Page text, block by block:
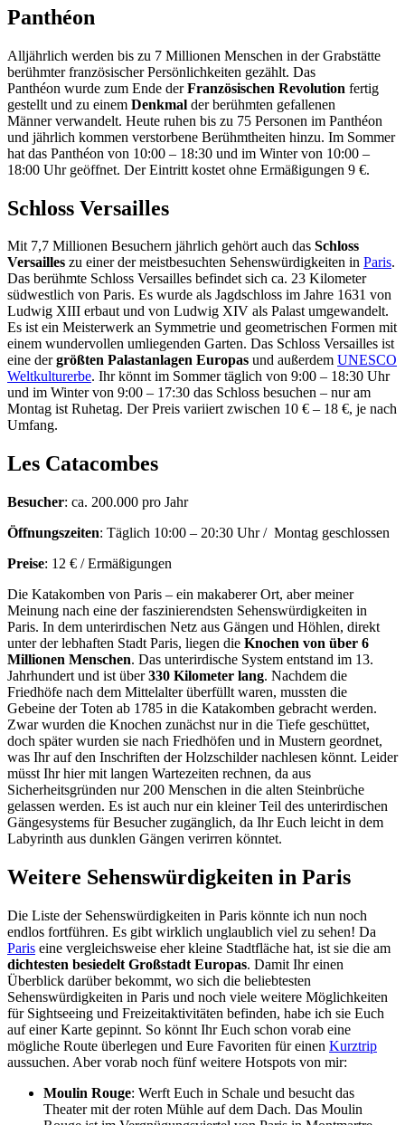
Panthéon
Alljährlich werden bis zu 7 Millionen Menschen in der Grabstätte
berühmter französischer Persönlichkeiten gezählt. Das
Panthéon wurde zum Ende derFranzösischen Revolution fertig
gestellt und zu einem Denkmal der berühmten gefallenen
Männer verwandelt. Heute ruhen bis zu 75 Personen im Panthéon
und jährlich kommen verstorbene Berühmtheiten hinzu. Im Sommer
hat das Panthéon von 10:00 – 18:30 und im Winter von 10:00 –
18:00 Uhr geöffnet. Der Eintritt kostet ohne Ermäßigungen 9 €.
Schloss Versailles
Mit 7,7 Millionen Besuchern jährlich gehört auch das Schloss
Versailles zu einer der meistbesuchten Sehenswürdigkeiten in Paris.
Das berühmte Schloss Versailles befindet sich ca. 23 Kilometer
südwestlich von Paris. Es wurde als Jagdschloss im Jahre 1631 von
Ludwig XIII erbaut und von Ludwig XIV als Palast umgewandelt.
Es ist ein Meisterwerk an Symmetrie und geometrischen Formen mit
einem wundervollen umliegenden Garten. Das Schloss Versailles ist
eine dergrößten Palastanlagen Europas und außerdem UNESCO
Weltkulturerbe. Ihr könnt im Sommer täglich von 9:00 – 18:30 Uhr
und im Winter von 9:00 – 17:30 das Schloss besuchen – nur am
Montag ist Ruhetag. Der Preis variiert zwischen 10 € – 18 €, je nach
Umfang.
Les Catacombes
Besucher: ca. 200.000 pro Jahr
Öffnungszeiten: Täglich 10:00 – 20:30 Uhr / Montag geschlossen
Preise: 12 € / Ermäßigungen
Die Katakomben von Paris – ein makaberer Ort, aber meiner
Meinung nach eine der faszinierendsten Sehenswürdigkeiten in
Paris. In dem unterirdischen Netz aus Gängen und Höhlen, direkt
unter der lebhaften Stadt Paris, liegen die Knochen von über 6
Millionen Menschen. Das unterirdische System entstand im 13.
Jahrhundert und ist über330 Kilometer lang. Nachdem die
Friedhöfe nach dem Mittelalter überfüllt waren, mussten die
Gebeine der Toten ab 1785 in die Katakomben gebracht werden.
Zwar wurden die Knochen zunächst nur in die Tiefe geschüttet,
doch später wurden sie nach Friedhöfen und in Mustern geordnet,
was Ihr auf den Inschriften der Holzschilder nachlesen könnt. Leider
müsst Ihr hier mit langen Wartezeiten rechnen, da aus
Sicherheitsgründen nur 200 Menschen in die alten Steinbrüche
gelassen werden. Es ist auch nur ein kleiner Teil des unterirdischen
Gängesystems für Besucher zugänglich, da Ihr Euch leicht in dem
Labyrinth aus dunklen Gängen verirren könntet.
Weitere Sehenswürdigkeiten in Paris
Die Liste der Sehenswürdigkeiten in Paris könnte ich nun noch
endlos fortführen. Es gibt wirklich unglaublich viel zu sehen! Da
Paris eine vergleichsweise eher kleine Stadtfläche hat, ist sie die am
dichtesten besiedelt Großstadt Europas. Damit Ihr einen
Überblick darüber bekommt, wo sich die beliebtesten
Sehenswürdigkeiten in Paris und noch viele weitere Möglichkeiten
für Sightseeing und Freizeitaktivitäten befinden, habe ich sie Euch
auf einer Karte gepinnt. So könnt Ihr Euch schon vorab eine
mögliche Route überlegen und Eure Favoriten für einen Kurztrip
aussuchen. Aber vorab noch fünf weitere Hotspots von mir:
Moulin Rouge: Werft Euch in Schale und besucht das
Theater mit der roten Mühle auf dem Dach. Das Moulin